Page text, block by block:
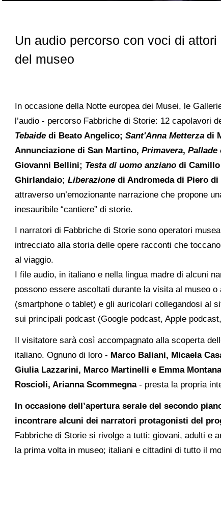
Un audio percorso con voci di
del museo
In occasione della Notte europea dei Musei, le
l’audio - percorso Fabbriche di Storie: 12 capolavori
Tebaide di Beato Angelico;Sant'Anna Metterza di
Annunciazione di San Martino,Primavera,Pallade
Giovanni Bellini; Testa di uomo anziano di
Ghirlandaio;Liberazione di Andromeda di Piero
attraverso un’emozionante narrazione che propone
inesauribile “cantiere” di storie.
I narratori di Fabbriche di Storie sono operatori
intrecciato alla storia delle opere racconti che
al viaggio.
I file audio, in italiano e nella lingua madre di alcuni
possono essere ascoltati durante la visita al museo
(smartphone o tablet) e gli auricolari collegandosi al
sui principali podcast (Google podcast, Apple
Il visitatore sarà così accompagnato alla scoperta
italiano. Ognuno di loro - Marco Baliani, Micaela
Giulia Lazzarini, Marco Martinelli e Emma
Roscioli, Arianna Scommegna- presta la propria
In occasione dell’apertura serale del secondo
incontrare alcuni dei narratori protagonisti del
Fabbriche di Storie si rivolge a tutti: giovani, adulti e
la prima volta in museo; italiani e cittadini di tutto il